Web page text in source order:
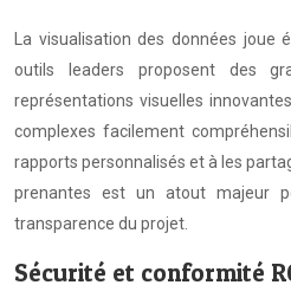
La visualisation des données joue
outils leaders proposent des
représentations visuelles
complexes facilement
rapports personnalisés et à les
prenantes est un atout majeur
transparence du projet.
Sécurité et conformité